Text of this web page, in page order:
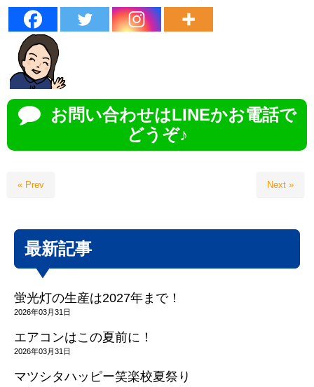
お問い合わせはLINEかお電話で
どうぞ♪
« Prev Next »
最新記事
蛍光灯の生産は2027年まで！
2026年03月31日
エアコンはこの夏前に！
2026年03月31日
マツシタハッピー笑楽校夏祭り